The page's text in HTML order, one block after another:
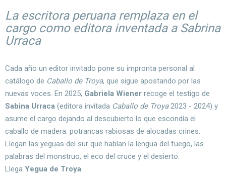
La escritora peruana remplaza en el
cargo como editora inventada a Sabrina
Urraca
Cada año un editor invitado pone su impronta personal al
catálogo de Caballo de Troya, que sigue apostando por las
nuevas voces. En 2025, Gabriela Wiener recoge el testigo de
Sabina Urraca (editora invitada Caballo de Troya2023 - 2024) y
asume el cargo dejando al descubierto lo que escondía el
caballo de madera: potrancas rabiosas de alocadas crines.
Llegan las yeguas del sur que hablan la lengua del fuego, las
palabras del monstruo, el eco del cruce y el desierto.
Llega Yegua de Troya.